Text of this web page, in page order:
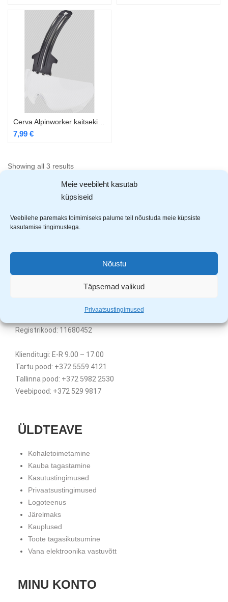
Meie veebileht kasutab
küpsiseid
Veebilehe paremaks toimimiseks palume teil nõustuda meie küpsiste
kasutamise tingimustega.
Nõustu
Täpsemad valikud
Privaatsustingimused
7,99 €
Showing all 3 results
Aardla 23B, Tartu, 50110
Registrikood: 11680452
Klienditugi: E-R 9.00 – 17.00
Tartu pood: +372 5559 4121
Tallinna pood: +372 5982 2530
Veebipood: +372 529 9817
ÜLDTEAVE
Kohaletoimetamine
Kauba tagastamine
Kasutustingimused
Privaatsustingimused
Logoteenus
Järelmaks
Kauplused
Toote tagasikutsumine
Vana elektroonika vastuvõtt
MINU KONTO